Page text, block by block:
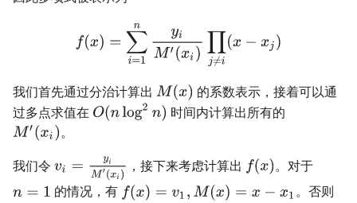
我们首先通过分治计算出
的系数表示，接着可以通
过多点求值在
时间内计算出所有的
。
我们令 ，接下来考虑计算出
。对于
的情况，有
。否则